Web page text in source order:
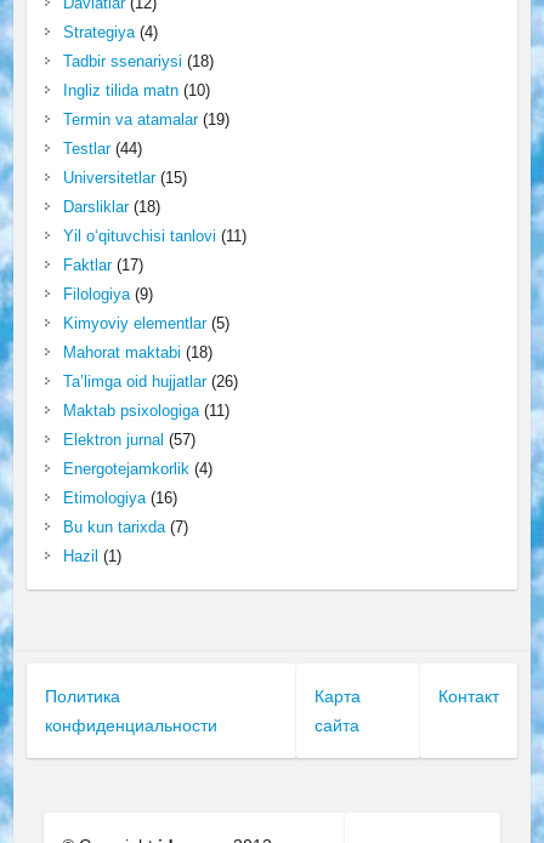
Strategiya(4)
Tadbir ssenariysi (18)
Ingliz tilida matn(10)
Termin va atamalar(19)
Testlar(44)
Universitetlar(15)
Darsliklar(18)
Yil o‘qituvchisi tanlovi (11)
Faktlar(17)
Filologiya(9)
Kimyoviy elementlar(5)
Mahorat maktabi (18)
Ta’limga oid hujjatlar(26)
Maktab psixologiga(11)
Elektron jurnal (57)
Energotejamkorlik(4)
Etimologiya(16)
Bu kun tarixda(7)
Hazil (1)
Политика
конфиденциальности
Карта
сайта
Контакт